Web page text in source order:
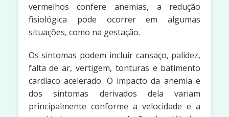
vermelhos confere anemias, a redução
fisiológica pode ocorrer em algumas
situações, como na gestação.
Os sintomas podem incluir cansaço, palidez,
falta de ar, vertigem, tonturas e batimento
cardíaco acelerado. O impacto da anemia e
dos sintomas derivados dela variam
principalmente conforme a velocidade e a